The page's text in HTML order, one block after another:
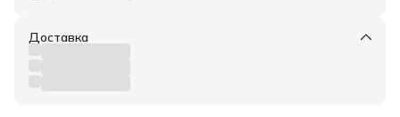
Доставка